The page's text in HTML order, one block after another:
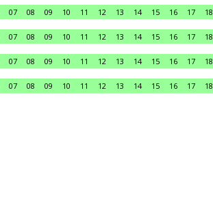
07 08 09 10 11 12 13 14 15 16 17 18
07 08 09 10 11 12 13 14 15 16 17 18
07 08 09 10 11 12 13 14 15 16 17 18
07 08 09 10 11 12 13 14 15 16 17 18